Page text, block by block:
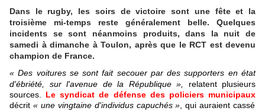
Dans le rugby, les soirs de victoire sont une fête et la
troisième mi-temps reste généralement belle. Quelques
incidents se sont néanmoins produits, dans la nuit de
samedi à dimanche à Toulon, après que le RCT est devenu
champion de France.
« Des voitures se sont fait secouer par des supporters en état
d'ébriété, sur l'avenue de la République »,
relatent plusieurs
sources. Le syndicat de défense des policiers municipaux
décrit « une vingtaine d'individus capuchés » , qui auraient cassé